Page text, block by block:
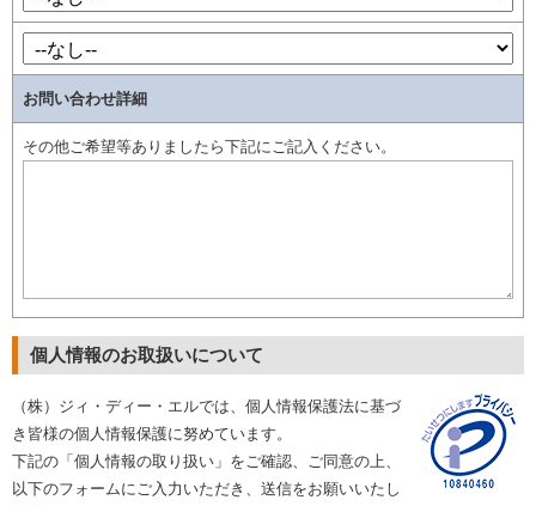
お問い合わせ詳細
その他ご希望等ありましたら下記にご記入ください。
個人情報のお取扱いについて
（株）ジィ・ディー・エルでは、個人情報保護法に基づ
き皆様の個人情報保護に努めています。
下記の「個人情報の取り扱い」をご確認、ご同意の上、
以下のフォームにご入力いただき、送信をお願いいたし